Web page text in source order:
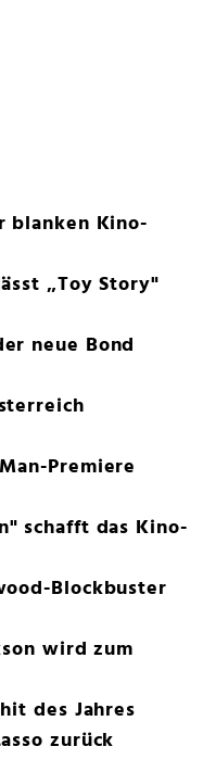
blanken Kino-
„Toy Story"
neue Bond
Premiere
schafft das Kino-
Blockbuster
wird zum
des Jahres
zurück